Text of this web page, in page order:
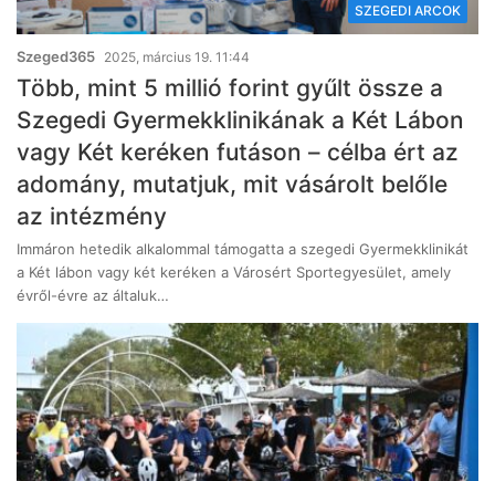
SZEGEDI ARCOK
Szeged365 2025, március 19. 11:44
Több, mint 5 millió forint gyűlt össze a
Szegedi Gyermekklinikának a Két Lábon
vagy Két keréken futáson – célba ért az
adomány, mutatjuk, mit vásárolt belőle
az intézmény
Immáron hetedik alkalommal támogatta a szegedi Gyermekklinikát
a Két lábon vagy két keréken a Városért Sportegyesület, amely
évről-évre az általuk…